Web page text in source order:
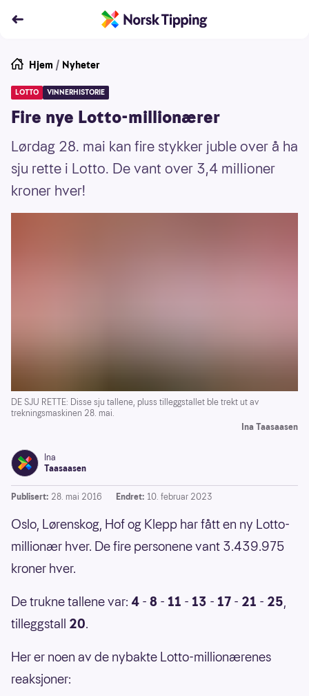
Hjem / Nyheter
LOTTO VINNERHISTORIE
Fire nye Lotto-millionærer
Lørdag 28. mai kan fire stykker juble over å ha
sju rette i Lotto. De vant over 3,4 millioner
kroner hver!
DE SJU RETTE: Disse sju tallene, pluss tilleggstallet ble trekt ut av
trekningsmaskinen 28. mai.
Ina Taasaasen
Ina
Taasaasen
Publisert: 28. mai 2016 Endret: 10. februar 2023
Oslo, Lørenskog, Hof og Klepp har fått en ny Lotto-
millionær hver. De fire personene vant 3.439.975
kroner hver.
De trukne tallene var: 4 - 8 - 11 - 13 - 17 - 21 - 25,
tilleggstall 20.
Her er noen av de nybakte Lotto-millionærenes
reaksjoner: